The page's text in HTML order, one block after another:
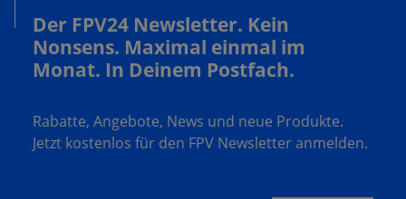
Der FPV24 Newsletter. Kein
Nonsens. Maximal einmal im
Monat. In Deinem Postfach.
Rabatte, Angebote, News und neue Produkte.
Jetzt kostenlos für den FPV Newsletter anmelden.